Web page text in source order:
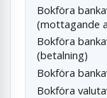
Bokföra
(mottagande
Bokföra
(betalning)
Bokföra
Bokföra